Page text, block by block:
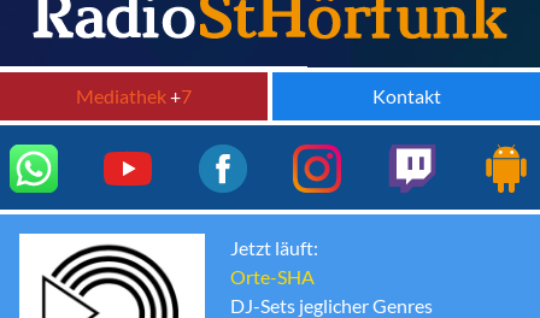
Mediathek+7 Kontakt
Jetzt läuft:
Orte-SHA
DJ-Sets jeglicher Genres